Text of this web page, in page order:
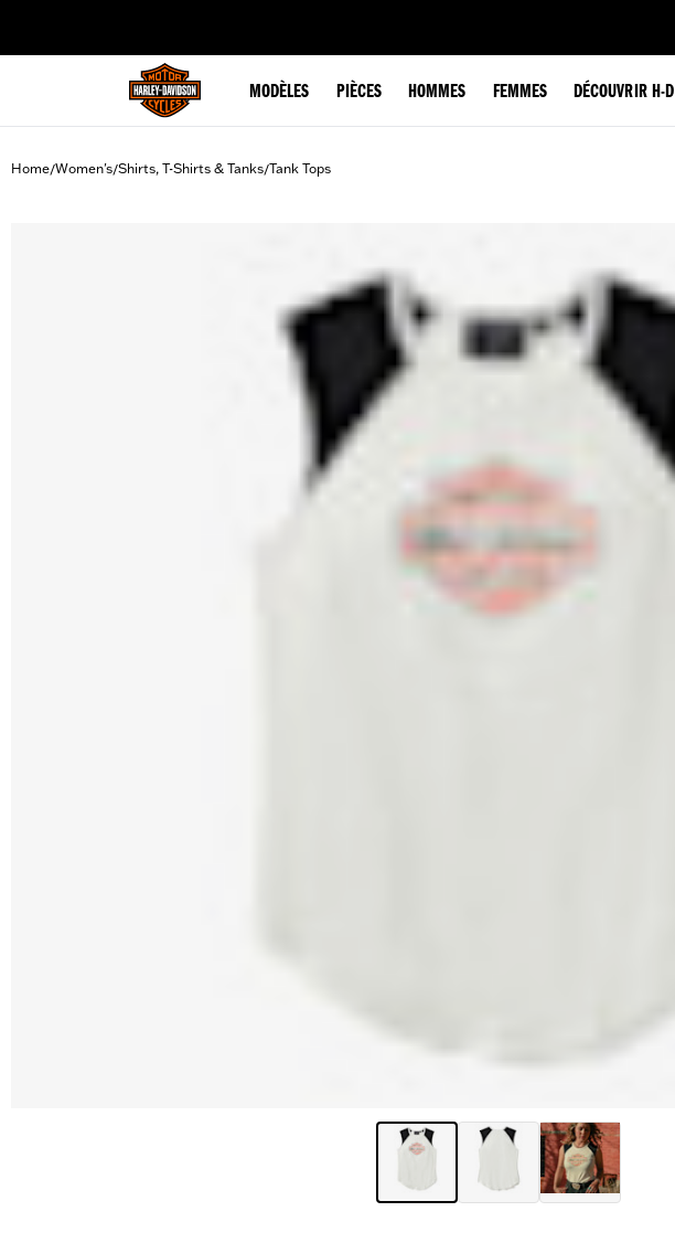
MODÈLES PIÈCES HOMMES FEMMES DÉCOUVRIR H-D
Home/Women's/Shirts, T-Shirts & Tanks/Tank Tops